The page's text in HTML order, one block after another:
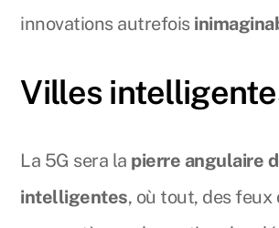
innovations autrefois
Villes
La 5G sera la pierre angulaire
intelligentes, où tout, des